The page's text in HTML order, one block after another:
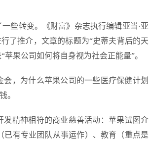
些转变。《财富》杂志执行编辑亚当·亚
了推介，文章的标题为“史蒂夫背后的天
果公司如何将自身视为社会正能量”。
，为什么苹果公司的一些医疗保健计划
。
精神相符的商业慈善活动：苹果试图介
已有专业团队从事运作）、教育（重点是